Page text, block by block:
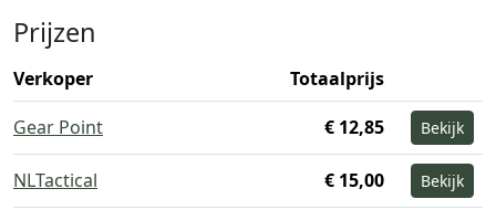
Prijzen
Verkoper
Totaalprijs
Gear Point
€ 12,85 Bekijk
NLTactical € 15,00 Bekijk